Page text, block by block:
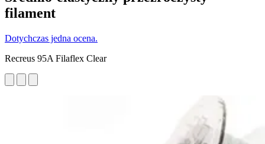
filament
Dotychczas jedna ocena.
Recreus 95A Filaflex Clear